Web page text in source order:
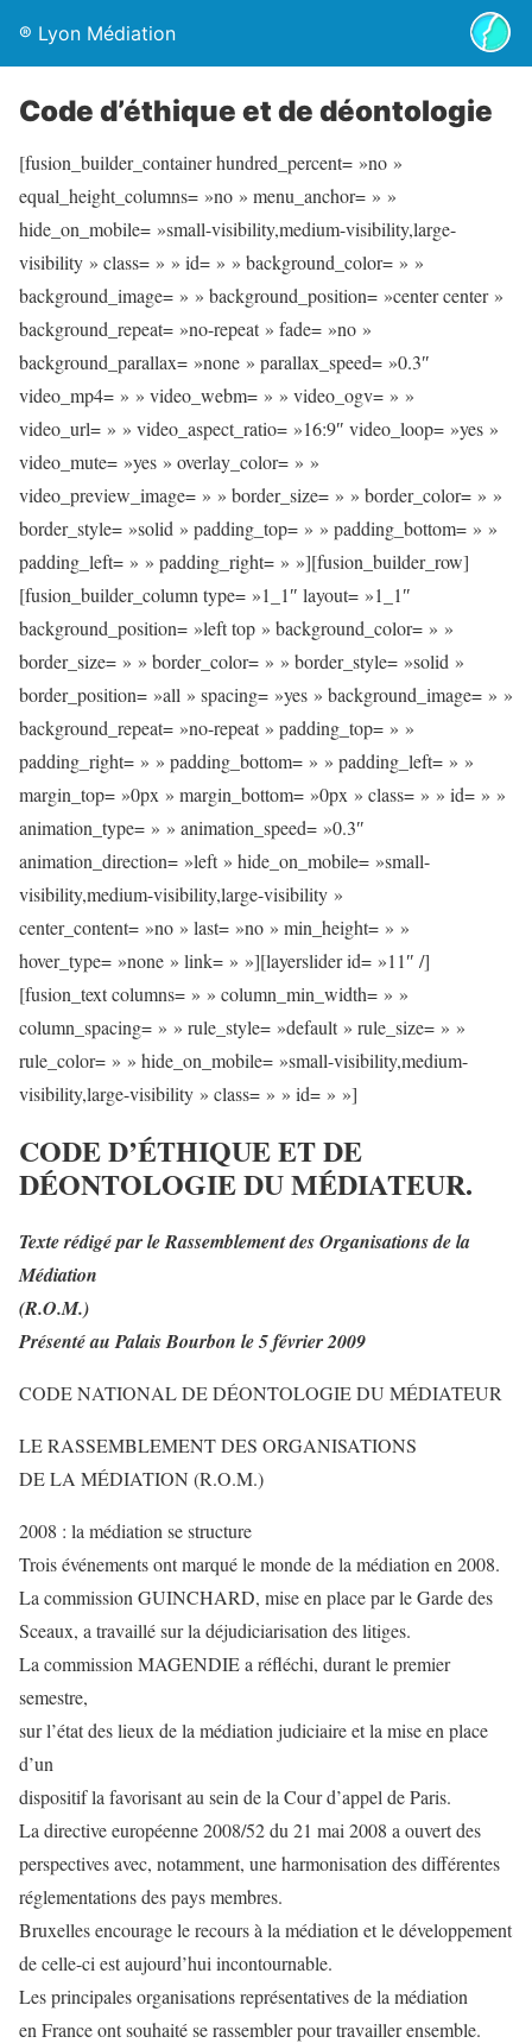
® Lyon Médiation
Code d’éthique et de déontologie
[fusion_builder_container hundred_percent= »no »
equal_height_columns= »no » menu_anchor= » »
hide_on_mobile= »small-visibility,medium-visibility,large-
visibility » class= » » id= » » background_color= » »
background_image= » » background_position= »center center »
background_repeat= »no-repeat » fade= »no »
background_parallax= »none » parallax_speed= »0.3″
video_mp4= » » video_webm= » » video_ogv= » »
video_url= » » video_aspect_ratio= »16:9″ video_loop= »yes »
video_mute= »yes » overlay_color= » »
video_preview_image= » » border_size= » » border_color= » »
border_style= »solid » padding_top= » » padding_bottom= » »
padding_left= » » padding_right= » »][fusion_builder_row]
[fusion_builder_column type= »1_1″ layout= »1_1″
background_position= »left top » background_color= » »
border_size= » » border_color= » » border_style= »solid »
border_position= »all » spacing= »yes » background_image= » »
background_repeat= »no-repeat » padding_top= » »
padding_right= » » padding_bottom= » » padding_left= » »
margin_top= »0px » margin_bottom= »0px » class= » » id= » »
animation_type= » » animation_speed= »0.3″
animation_direction= »left » hide_on_mobile= »small-
visibility,medium-visibility,large-visibility »
center_content= »no » last= »no » min_height= » »
hover_type= »none » link= » »][layerslider id= »11″ /]
[fusion_text columns= » » column_min_width= » »
column_spacing= » » rule_style= »default » rule_size= » »
rule_color= » » hide_on_mobile= »small-visibility,medium-
visibility,large-visibility » class= » » id= » »]
CODE D’ÉTHIQUE ET DE
DÉONTOLOGIE DU MÉDIATEUR.
Texte rédigé par le Rassemblement des Organisations de la
Médiation
(R.O.M.)
Présenté au Palais Bourbon le 5 février 2009
CODE NATIONAL DE DÉONTOLOGIE DU MÉDIATEUR
LE RASSEMBLEMENT DES ORGANISATIONS
DE LA MÉDIATION (R.O.M.)
2008 : la médiation se structure
Trois événements ont marqué le monde de la médiation en 2008.
La commission GUINCHARD, mise en place par le Garde des
Sceaux, a travaillé sur la déjudiciarisation des litiges.
La commission MAGENDIE a réfléchi, durant le premier
semestre,
sur l’état des lieux de la médiation judiciaire et la mise en place
d’un
dispositif la favorisant au sein de la Cour d’appel de Paris.
La directive européenne 2008/52 du 21 mai 2008 a ouvert des
perspectives avec, notamment, une harmonisation des différentes
réglementations des pays membres.
Bruxelles encourage le recours à la médiation et le développement
de celle-ci est aujourd’hui incontournable.
Les principales organisations représentatives de la médiation
en France ont souhaité se rassembler pour travailler ensemble.